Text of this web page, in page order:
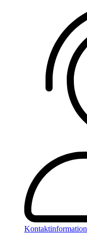
Kontaktinformation